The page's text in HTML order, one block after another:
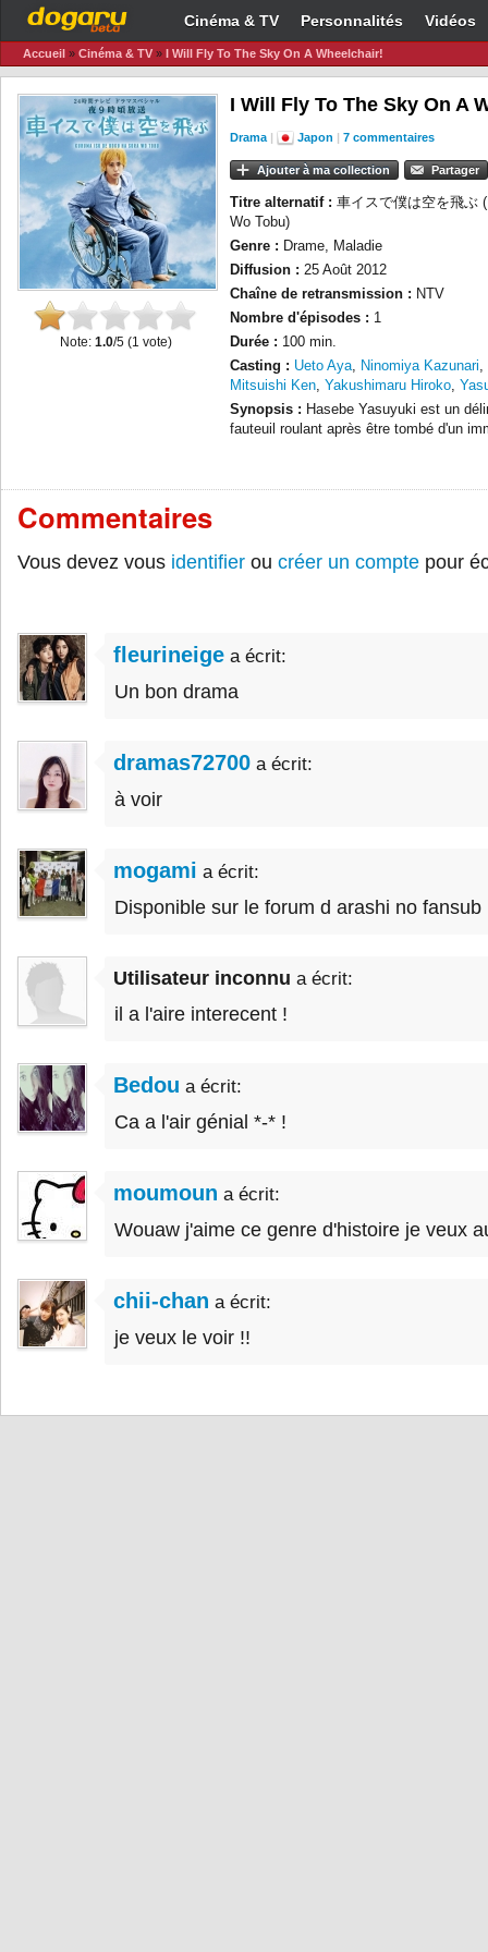
Cinéma & TV Personnalités Vidéos
Accueil » Cinéma & TV » I Will Fly To The Sky On A Wheelchair!
Note: 1.0/5 (1 vote)
I Will Fly To The Sky On A
Drama | Japon | 7 commentaires
Ajouter à ma collection Partager
Titre alternatif : 車イスで僕は空を飛ぶ
Wo Tobu)
Genre : Drame, Maladie
Diffusion : 25 Août 2012
Chaîne de retransmission : NTV
Nombre d'épisodes : 1
Durée : 100 min.
Casting : Ueto Aya, Ninomiya Kazunari,
Mitsuishi Ken, Yakushimaru Hiroko,
Synopsis : Hasebe Yasuyuki est un
fauteuil roulant après être tombé d'un
Commentaires
Vous devez vous identifier ou créer un compte pour
fleurineige a écrit:
Un bon drama
dramas72700 a écrit:
à voir
mogami a écrit:
Disponible sur le forum d arashi no fansub
Utilisateur inconnu a écrit:
il a l'aire interecent !
Bedou a écrit:
Ca a l'air génial *-* !
moumoun a écrit:
Wouaw j'aime ce genre d'histoire je veux
chii-chan a écrit:
je veux le voir !!